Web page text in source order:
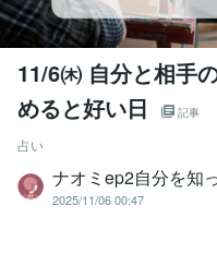
11/6㈭ 自分と相手
めると好い日
記事
占い
ナオミep2自分を知
2025/11/06 00:47